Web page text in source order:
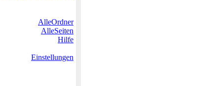
AlleOrdner
AlleSeiten
Hilfe
Einstellungen